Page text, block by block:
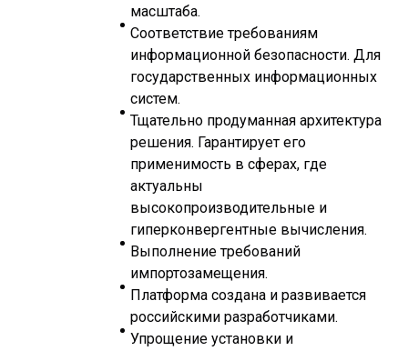
масштаба.
Соответствие требованиям
информационной безопасности. Для
государственных информационных
систем.
Тщательно продуманная архитектура
решения. Гарантирует его
применимость в сферах, где
актуальны
высокопроизводительные и
гиперконвергентные вычисления.
Выполнение требований
импортозамещения.
Платформа создана и развивается
российскими разработчиками.
Упрощение установки и